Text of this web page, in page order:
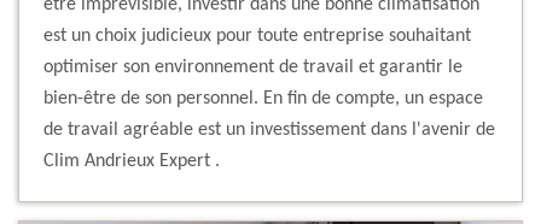
être imprévisible, investir dans une bonne climatisation
est un choix judicieux pour toute entreprise souhaitant
optimiser son environnement de travail et garantir le
bien-être de son personnel. En fin de compte, un espace
de travail agréable est un investissement dans l'avenir de
Clim Andrieux Expert .